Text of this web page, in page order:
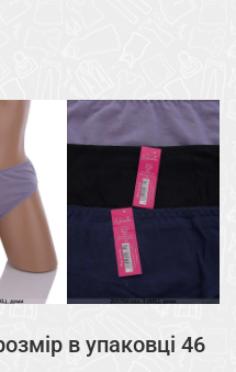
в упаковці 46